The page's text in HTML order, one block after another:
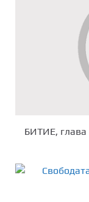
БИТИЕ, глава